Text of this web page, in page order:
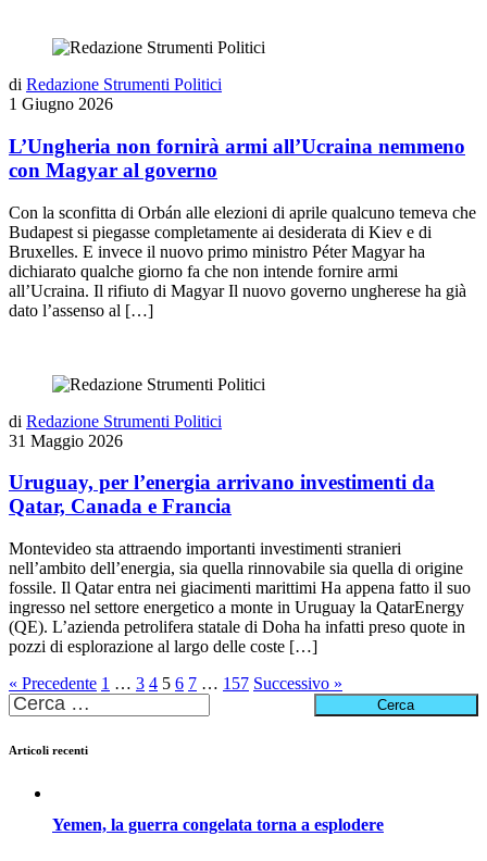
di Redazione Strumenti Politici
1 Giugno 2026
L’Ungheria non fornirà armi all’Ucraina nemmeno
con Magyar al governo
Con la sconfitta di Orbán alle elezioni di aprile qualcuno temeva che
Budapest si piegasse completamente ai desiderata di Kiev e di
Bruxelles. E invece il nuovo primo ministro Péter Magyar ha
dichiarato qualche giorno fa che non intende fornire armi
all’Ucraina. Il rifiuto di Magyar Il nuovo governo ungherese ha già
dato l’assenso al […]
di Redazione Strumenti Politici
31 Maggio 2026
Uruguay, per l’energia arrivano investimenti da
Qatar, Canada e Francia
Montevideo sta attraendo importanti investimenti stranieri
nell’ambito dell’energia, sia quella rinnovabile sia quella di origine
fossile. Il Qatar entra nei giacimenti marittimi Ha appena fatto il suo
ingresso nel settore energetico a monte in Uruguay la QatarEnergy
(QE). L’azienda petrolifera statale di Doha ha infatti preso quote in
pozzi di esplorazione al largo delle coste […]
« Precedente 1 … 3 4 5 6 7 … 157 Successivo »
Ricerca
per:
Articoli recenti
Yemen, la guerra congelata torna a esplodere